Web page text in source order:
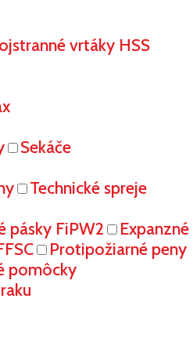
vrtáky HSS
Sekáče
Technické spreje
pásky FiPW2
Protipožiarné peny
pomôcky